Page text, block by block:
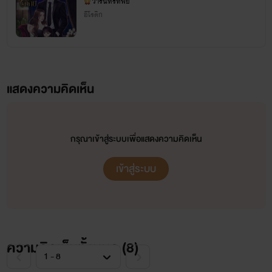
อีโรติก
แสดงความคิดเห็น
กรุณาเข้าสู่ระบบเพื่อแสดงความคิดเห็น
เข้าสู่ระบบ
ความคิดเห็นทั้งหมด (8)